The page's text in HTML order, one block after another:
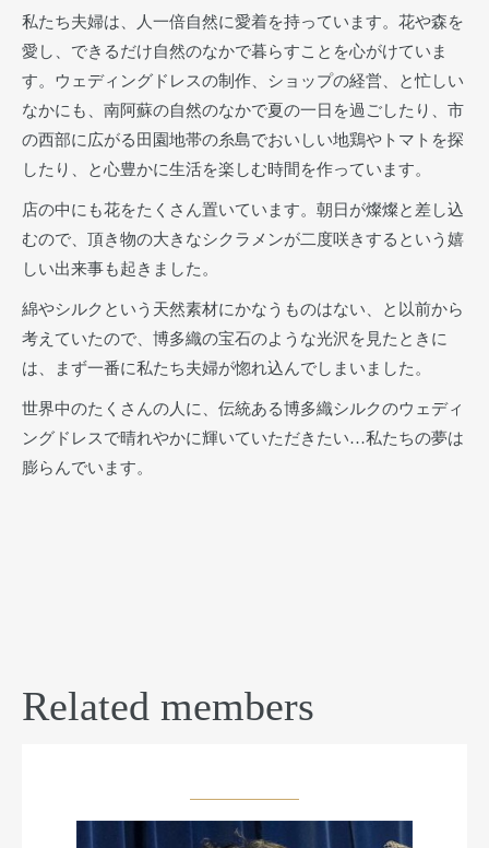
私たち夫婦は、人一倍自然に愛着を持っています。花や森を
愛し、できるだけ自然のなかで暮らすことを心がけていま
す。ウェディングドレスの制作、ショップの経営、と忙しい
なかにも、南阿蘇の自然のなかで夏の一日を過ごしたり、市
の西部に広がる田園地帯の糸島でおいしい地鶏やトマトを探
したり、と心豊かに生活を楽しむ時間を作っています。
店の中にも花をたくさん置いています。朝日が燦燦と差し込
むので、頂き物の大きなシクラメンが二度咲きするという嬉
しい出来事も起きました。
綿やシルクという天然素材にかなうものはない、と以前から
考えていたので、博多織の宝石のような光沢を見たときに
は、まず一番に私たち夫婦が惚れ込んでしまいました。
世界中のたくさんの人に、伝統ある博多織シルクのウェディ
ングドレスで晴れやかに輝いていただきたい…私たちの夢は
膨らんでいます。
Related members